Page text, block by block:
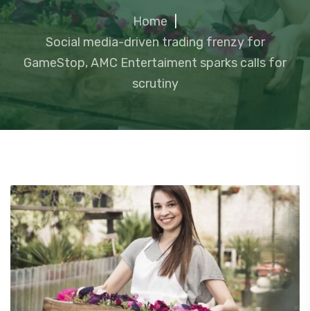
Home |
Social media-driven trading frenzy for
GameStop, AMC Entertaiment sparks calls for
scrutiny